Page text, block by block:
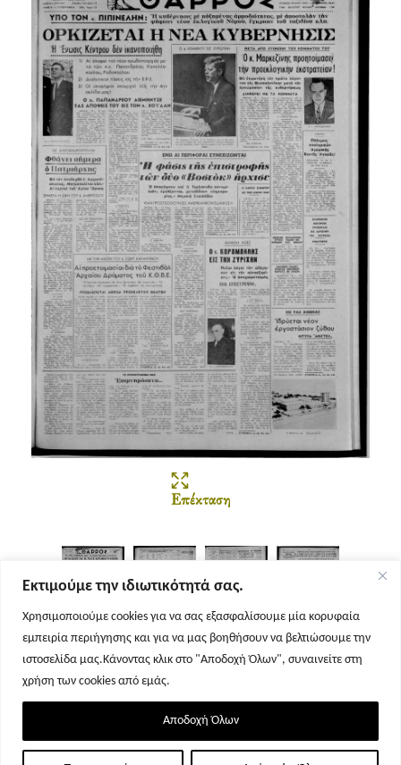
Εκτιμούμε την ιδιωτικότητά σας.
Χρησιμοποιούμε cookies για να σας εξασφαλίσουμε μία κορυφαία
εμπειρία περιήγησης και για να μας βοηθήσουν να βελτιώσουμε την
ιστοσελίδα μας.Κάνοντας κλικ στο "Αποδοχή Όλων", συναινείτε στη
χρήση των cookies από εμάς.
Αποδοχή Όλων
Επέκταση
Σελίδα 1 Σελίδα 2 Σελίδα 3 Σελίδα 4